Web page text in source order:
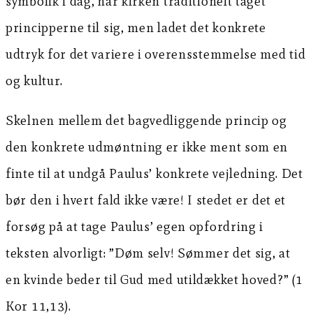
principperne til sig, men ladet det konkrete
udtryk for det variere i overensstemmelse med tid
og kultur.
Skelnen mellem det bagvedliggende princip og
den konkrete udmøntning er ikke ment som en
finte til at undgå Paulus’ konkrete vejledning. Det
bør den i hvert fald ikke være! I stedet er det et
forsøg på at tage Paulus’ egen opfordring i
teksten alvorligt: ”Døm selv! Sømmer det sig, at
en kvinde beder til Gud med utildækket hoved?” (1
Kor 11,13).